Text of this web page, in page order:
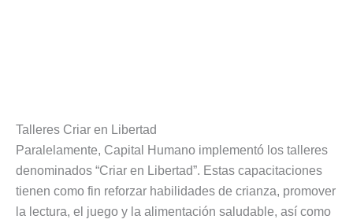
Talleres Criar en Libertad
Paralelamente, Capital Humano implementó los talleres
denominados “Criar en Libertad”. Estas capacitaciones
tienen como fin reforzar habilidades de crianza, promover
la lectura, el juego y la alimentación saludable, así como